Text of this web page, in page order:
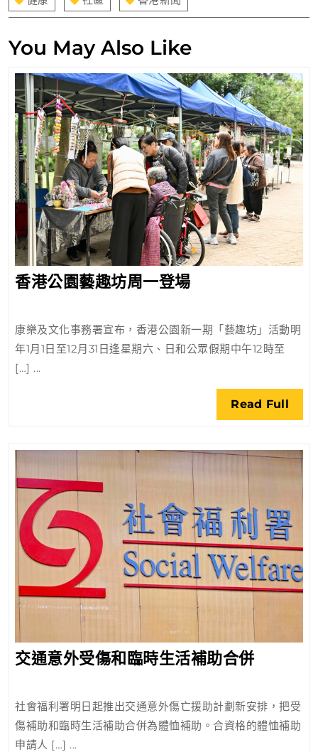
覽
You May Also Like
香港公園藝趣坊周一登場香
園
藝
登
場
康樂及文化事務署宣布，香港公園新一期「藝趣坊」活動明
年1月1日至12月31日逢星期六、日和公眾假期中午12時至
[…] ...
Read Full
Full
交通意外受傷和臨時生活補助合併交
外
受
社會福利署明日起推出交通意外傷亡援助計劃新安排，把受
傷補助和臨時生活補助合併為體恤補助。合資格的體恤補助
申請人 […] ...